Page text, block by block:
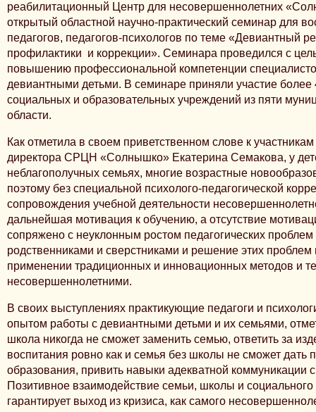
реабилитационный Центр для несовершеннолетних
открытый областной научно-практический семинар для
педагогов, педагогов-психологов по теме «Девиантный
профилактики и коррекции». Семинара проведился с
повышению профессиональной компетенции
девиантными детьми. В семинаре приняли участие более
социальных и образовательных учреждений из пяти
области.
Как отметила в своем приветственном слове к
директора СРЦН «Солнышко» Екатерина Семакова, у
неблагополучных семьях, многие возрастные
поэтому без специальной психолого-педагогической
сопровождения учебной деятельности
дальнейшая мотивация к обучению, а отсутствие
сопряжено с неуклонным ростом педагогических проблем
родственниками и сверстниками и решение этих проблем
применении традиционных и инновационных методов и
несовершеннолетними.
В своих выступлениях практикующие педагоги и
опытом работы с девиантными детьми и их семьями,
школа никогда не сможет заменить семью, ответить за
воспитания ровно как и семья без школы не сможет дать
образования, привить навыки адекватной коммуникации
Позитивное взаимодействие семьи, школы и
гарантирует выход из кризиса, как самого